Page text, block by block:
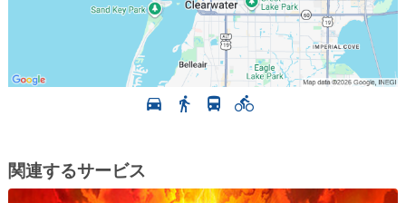
関連するサービス